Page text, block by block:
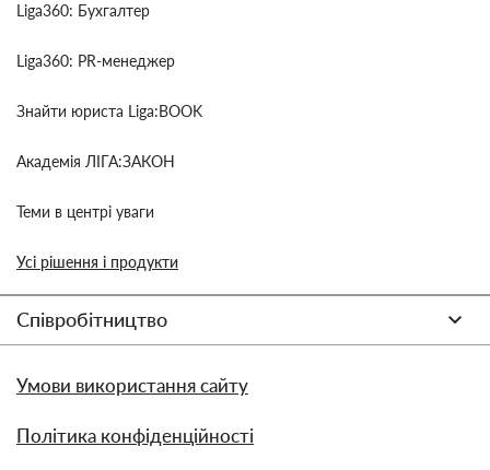
Liga360: Бухгалтер
Liga360: PR-менеджер
Знайти юриста Liga:BOOK
Академія ЛІГА:ЗАКОН
Теми в центрі уваги
Усі рішення і продукти
Співробітництво
Умови використання сайту
Політика конфіденційності